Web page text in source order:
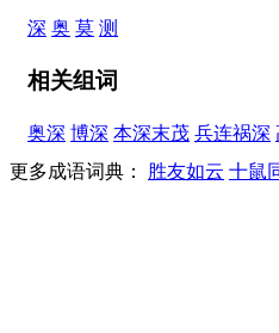
深 奥 莫 测
相关组词
奥深 博深 本深末茂 兵连祸深
更多成语词典： 胜友如云 十鼠